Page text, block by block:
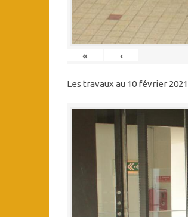
« ‹
Les travaux au 10 février 2021